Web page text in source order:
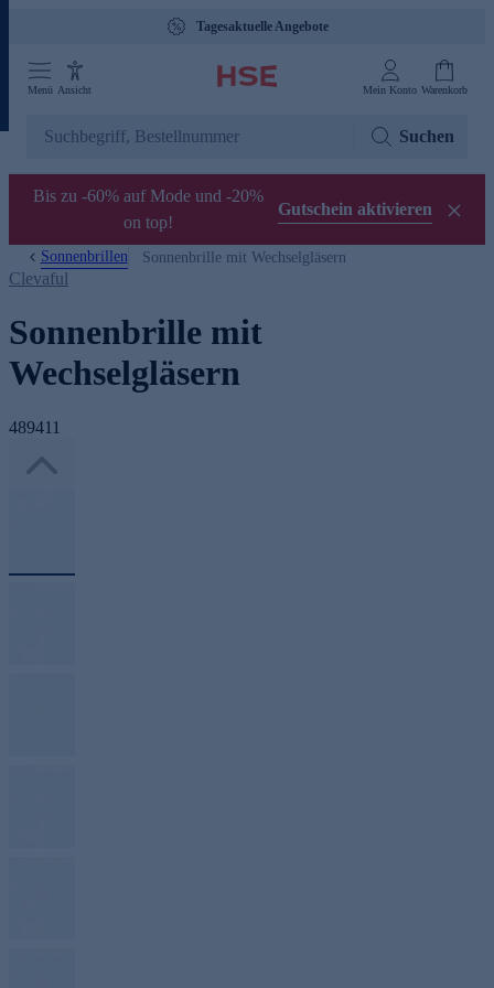
Tagesaktuelle Angebote
Menü Ansicht Mein Konto Warenkorb
Suchen
Bis zu -60% auf Mode und -20%
on top!
Gutschein aktivieren
Sonnenbrillen Sonnenbrille mit Wechselgläsern
Clevaful
Sonnenbrille mit
Wechselgläsern
489411